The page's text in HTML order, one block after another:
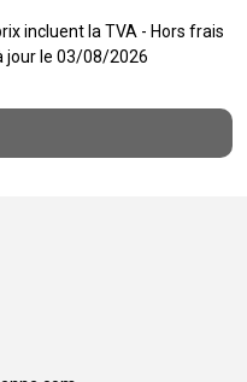
incluent la TVA - Hors frais
jour le 03/08/2026